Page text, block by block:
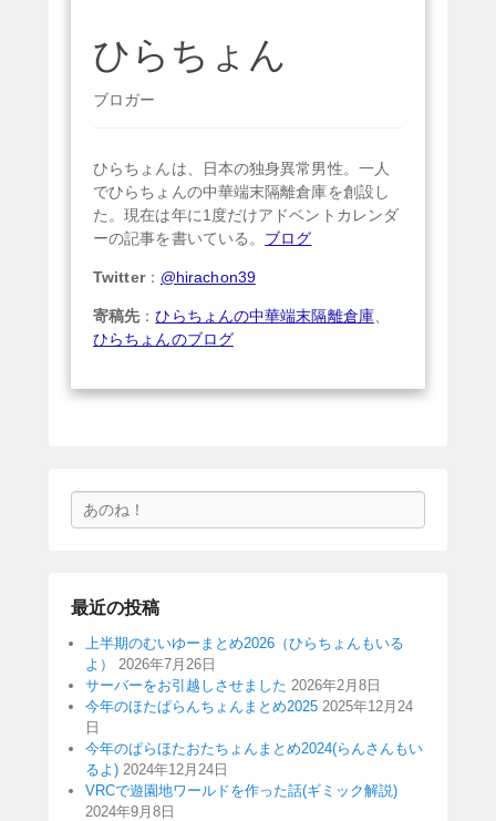
ひらちょん
ブロガー
ひらちょんは、日本の独身異常男性。一人
でひらちょんの中華端末隔離倉庫を創設し
た。現在は年に1度だけアドベントカレンダ
ーの記事を書いている。 ブログ
Twitter： @hirachon39
寄稿先 ：ひらちょんの中華端末隔離倉庫、
ひらちょんのブログ
索
最近の投稿
上半期のむいゆーまとめ2026（ひらちょんもいる
よ）
2026年7月26日
サーバーをお引越しさせました 2026年2月8日
今年のほたぱらんちょんまとめ2025 2025年12月24
日
今年のぱらほたおたちょんまとめ2024(らんさんもい
るよ) 2024年12月24日
VRCで遊園地ワールドを作った話(ギミック解説)
2024年9月8日